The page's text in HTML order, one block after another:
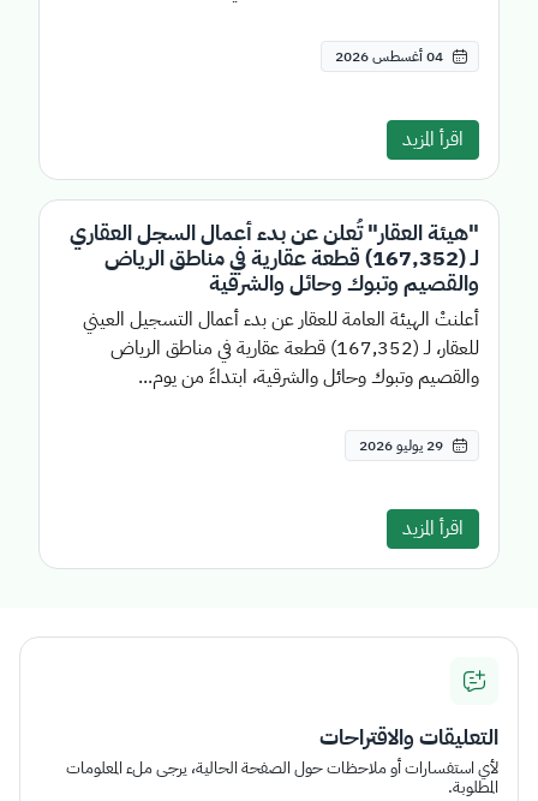
04 أغسطس 2026
اقرأ المزيد
"هيئة العقار" تُعلن عن بدء أعمال السجل العقاري
لـ (167,352) قطعة عقارية في مناطق الرياض
والقصيم وتبوك وحائل والشرقية
أعلنتْ الهيئة العامة للعقار عن بدء أعمال التسجيل العيني
للعقار، لـ (167,352) قطعة عقارية في مناطق الرياض
والقصيم وتبوك وحائل والشرقية، ابتداءً من يوم...
29 يوليو 2026
اقرأ المزيد
التعليقات والاقتراحات
لأي استفسارات أو ملاحظات حول الصفحة الحالية، يرجى ملء المعلومات
المطلوبة.